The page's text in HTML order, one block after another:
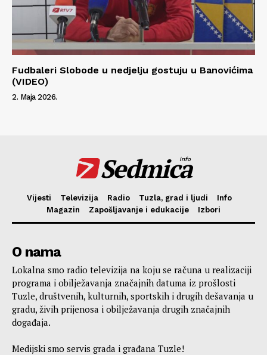
Fudbaleri Slobode u nedjelju gostuju u Banovićima
(VIDEO)
2. Maja 2026.
Sedmica
info
Vijesti Televizija Radio Tuzla, grad i ljudi
Info
Magazin
Zapošljavanje i edukacije Izbori
O nama
Lokalna smo radio televizija na koju se računa u realizaciji
programa i obilježavanja značajnih datuma iz prošlosti
Tuzle, društvenih, kulturnih, sportskih i drugih dešavanja u
gradu, živih prijenosa i obilježavanja drugih značajnih
događaja.
Medijski smo servis grada i građana Tuzle!